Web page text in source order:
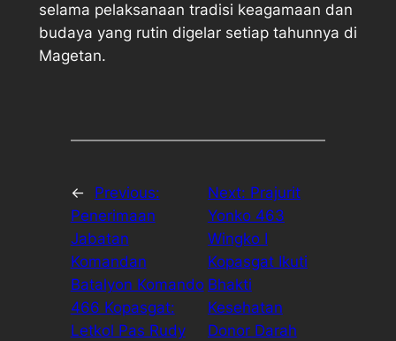
selama pelaksanaan tradisi keagamaan dan
budaya yang rutin digelar setiap tahunnya di
Magetan.
←
Previous:
Penerimaan
Jabatan
Komandan
Batalyon Komando
466 Kopasgat:
Letkol Pas Rudy
Next: Prajurit
Yonko 463
Wingko I
Kopasgat Ikuti
Bhakti
Kesehatan
Donor Darah